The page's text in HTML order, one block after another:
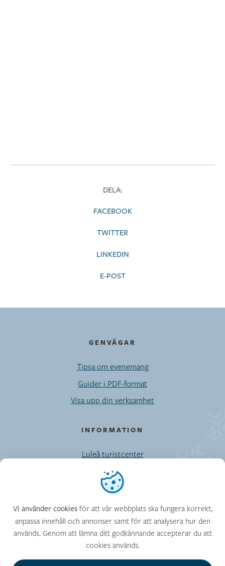
Vi använder cookies
Vi använder cookiesför att vår webbplats ska fungera korrekt,
anpassa innehåll och annonser samt för att analysera hur den
används. Genom att lämna ditt godkännande accepterar du att
cookies används.
DELA:
FACEBOOK
TWITTER
LINKEDIN
E-POST
GENVÄGAR
Tipsa om evenemang
Guider i PDF-format
Visa upp din verksamhet
INFORMATION
Luleå turistcenter
Möten/Privatresor/Press
Kontaktuppgifter till Visit Luleå-enheten
Cookies
FÖLJ OSS
Facebook Instagram